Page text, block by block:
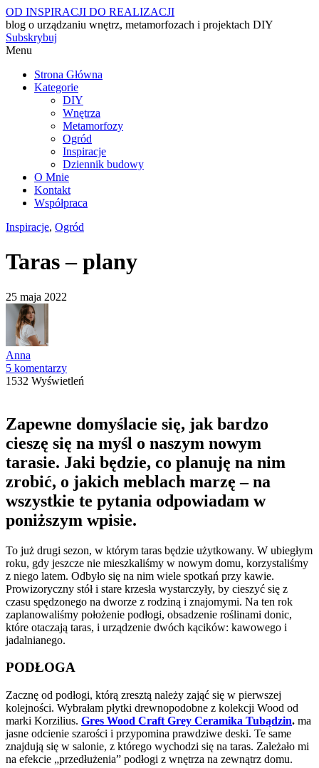
OD INSPIRACJI DO REALIZACJI
blog o urządzaniu wnętrz, metamorfozach i projektach DIY
Subskrybuj
Menu
Strona Główna
Kategorie
DIY
Wnętrza
Metamorfozy
Ogród
Inspiracje
Dziennik budowy
O Mnie
Kontakt
Współpraca
Inspiracje, Ogród
Taras – plany
25 maja 2022
Anna
5 komentarzy
1532 Wyświetleń
Zapewne domyślacie się, jak bardzo
cieszę się na myśl o naszym nowym
tarasie. Jaki będzie, co planuję na nim
zrobić, o jakich meblach marzę – na
wszystkie te pytania odpowiadam w
poniższym wpisie.
To już drugi sezon, w którym taras będzie użytkowany. W ubiegłym
roku, gdy jeszcze nie mieszkaliśmy w nowym domu, korzystaliśmy
z niego latem. Odbyło się na nim wiele spotkań przy kawie.
Prowizoryczny stół i stare krzesła wystarczyły, by cieszyć się z
czasu spędzonego na dworze z rodziną i znajomymi. Na ten rok
zaplanowaliśmy położenie podłogi, obsadzenie roślinami donic,
które otaczają taras, i urządzenie dwóch kącików: kawowego i
jadalnianego.
PODŁOGA
Zacznę od podłogi, którą zresztą należy zająć się w pierwszej
kolejności. Wybrałam płytki drewnopodobne z kolekcji Wood od
marki Korzilius. Gres Wood Craft Grey Ceramika Tubądzin. ma
jasne odcienie szarości i przypomina prawdziwe deski. Te same
znajdują się w salonie, z którego wychodzi się na taras. Zależało mi
na efekcie „przedłużenia” podłogi z wnętrza na zewnątrz domu.